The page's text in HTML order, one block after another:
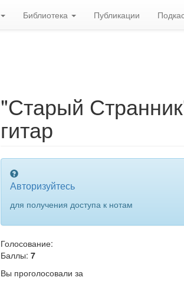
Библиотека Публикации
"Старый
гитар
Авторизуйтесь
для получения доступа к нотам
Голосование:
Голос за!
Голос против!
Баллы: 7
Вы проголосовали за